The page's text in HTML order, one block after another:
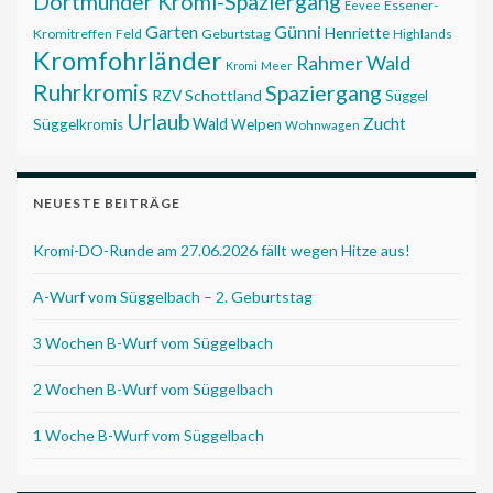
Eevee Essener-
Kromitreffen Feld Garten Geburtstag Günni Henriette Highlands
Kromfohrländer Kromi Meer Rahmer Wald
Ruhrkromis RZVSchottland Spaziergang Süggel
Süggelkromis UrlaubWald Welpen Wohnwagen Zucht
NEUESTE BEITRÄGE
Kromi-DO-Runde am 27.06.2026 fällt wegen Hitze aus!
A-Wurf vom Süggelbach – 2. Geburtstag
3 Wochen B-Wurf vom Süggelbach
2 Wochen B-Wurf vom Süggelbach
1 Woche B-Wurf vom Süggelbach